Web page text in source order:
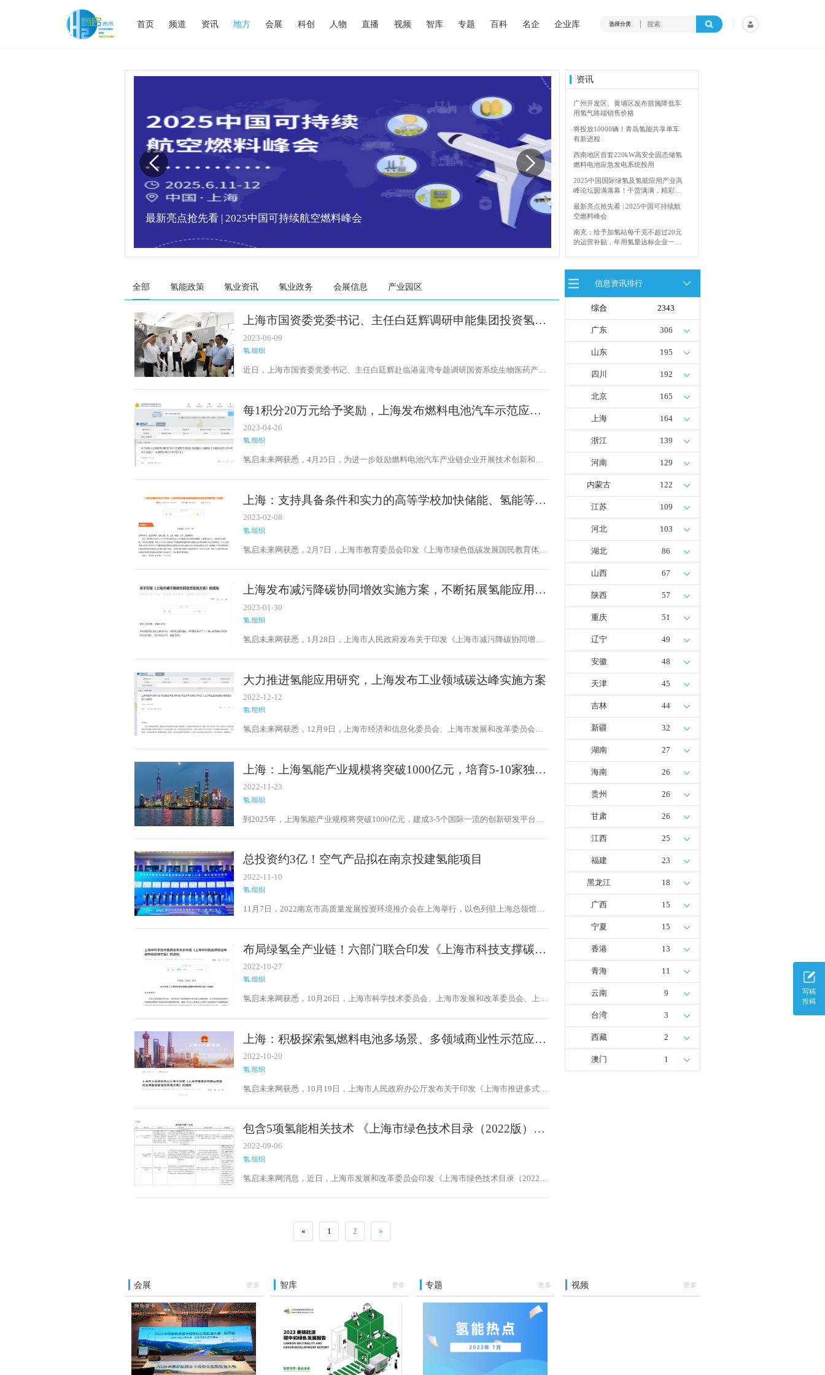
首页 频道 资讯 地方 会展 科创 人物 直播 视频 智库 专题 百科 名企 企业库 选择分类
最新亮点抢先看 | 2025中国可持续航空燃料峰会 内蒙古能源局：2024年加快建设输氢管道网络
资讯
广州开发区、黄埔区发布措施降低车
用氢气终端销售价格
将投放10000辆！青岛氢能共享单车
有新进程
西南地区首套220kW高安全固态储氢
燃料电池应急发电系统投用
2025中国国际绿氢及氢能应用产业高
峰论坛圆满落幕！干货满满，精彩瞬
最新亮点抢先看 | 2025中国可持续航
空燃料峰会
南充：给予加氢站每千克不超过20元
的运营补贴，年用氢量达标企业一次
青岛氢能新跨越：海德利森携手打造
全球首台套！240吨氢能矿用刚性自
发成果验收工作会议在呼伦贝尔举行
新疆俊瑞温宿规模化制绿氢项目开工
仪式在温宿县成功举办
荷兰氢能产业联盟到访天德工业装
能产业发展举办交流会
写稿
投稿
全部 氢能政策 氢业资讯 氢业政务 会展信息 产业园区
上海市国资委党委书记、主任白廷辉调研申能集团投资氢能
企业
2023-06-09
氢.组织
近日，上海市国资委党委书记、主任白廷辉赴临港蓝湾专题调研国资系统生物医药产
团党委委员、副总裁宋雪枫等参加调研。
每1积分20万元给予奖励，上海发布燃料电池汽车示范应用
专项资金实施细则
2023-04-26
氢.组织
氢启未来网获悉，4月25日，为进一步鼓励燃料电池汽车产业链企业开展技术创新和示
和信息化委员会联合上海市财政局等6部门联合印发《上海市燃料电池汽车示范应用专
项资金实施细则》。
上海：支持具备条件和实力的高等学校加快储能、氢能等学
科专业建设
2023-02-08
氢.组织
氢启未来网获悉，2月7日，上海市教育委员会印发《上海市绿色低碳发展国民教育体系
上海发布减污降碳协同增效实施方案，不断拓展氢能应用场
景
2023-01-30
氢.组织
氢启未来网获悉，1月28日，上海市人民政府发布关于印发《上海市减污降碳协同增效
大力推进氢能应用研究，上海发布工业领域碳达峰实施方案
2022-12-12
氢.组织
氢启未来网获悉，12月9日，上海市经济和信息化委员会、上海市发展和改革委员会、
施方案》
上海：上海氢能产业规模将突破1000亿元，培育5-10家独角
兽企业
2022-11-23
氢.组织
到2025年，上海氢能产业规模将突破1000亿元，建成3-5个国际一流的创新研发平台，
产业的发展正步入快车道。
总投资约3亿！空气产品拟在南京投建氢能项目
2022-11-10
氢.组织
11月7日，2022南京市高质量发展投资环境推介会在上海举行，以色列驻上海总领馆总
布局绿氢全产业链！六部门联合印发《上海市科技支撑碳达
峰碳中和实施方案》
2022-10-27
氢.组织
氢启未来网获悉，10月26日，上海市科学技术委员会、上海市发展和改革委员会、上海
市交通委员会共同研究制定《上海市科技支撑碳达峰碳中和的实施方案》
上海：积极探索氢燃料电池多场景、多领域商业性示范应
用！
2022-10-20
氢.组织
氢启未来网获悉，10月19日，上海市人民政府办公厅发布关于印发《上海市推进多式联
包含5项氢能相关技术 《上海市绿色技术目录（2022版）》
发布
2022-09-06
氢.组织
氢启未来网消息，近日，上海市发展和改革委员会印发《上海市绿色技术目录（2022
« 1 2 »
信息资讯排行
综合 2343
广东 306
山东 195
四川 192
北京 165
上海 164
浙江 139
河南 129
内蒙古 122
江苏 109
河北 103
湖北 86
山西 67
陕西 57
重庆 51
辽宁 49
安徽 48
天津 45
吉林 44
新疆 32
湖南 27
海南 26
贵州 26
甘肃 26
江西 25
福建 23
黑龙江 18
广西 15
宁夏 15
香港 13
青海 11
云南 9
台湾 3
西藏 2
澳门 1
会展 更多 智库 更多 专题 更多 视频 更多